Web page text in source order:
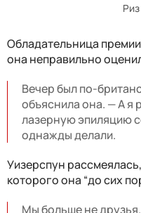
Обладательница
она неправильно
Вечер был по-
объяснила она. — А я
лазерную эпиляцию
однажды делали.
Уизерспун
которого она “до сих
Мы больше не